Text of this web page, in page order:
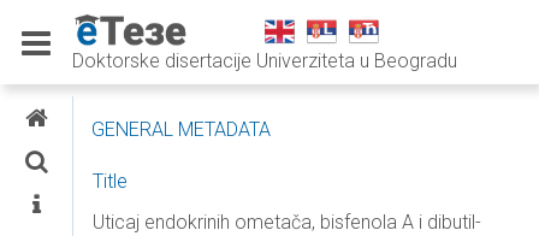
Doktorske disertacije Univerziteta u Beogradu
E-THESES
GENERAL METADATA
Title
Uticaj endokrinih ometača, bisfenola A i dibutil-